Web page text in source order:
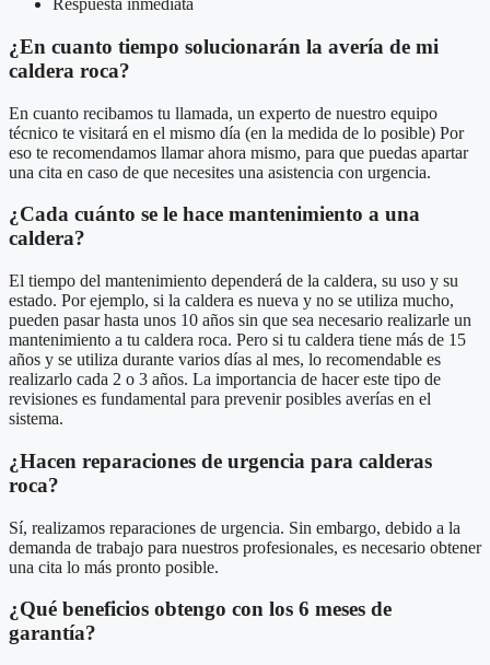
Respuesta inmediata
¿En cuanto tiempo solucionarán la avería de mi
caldera roca?
En cuanto recibamos tu llamada, un experto de nuestro equipo
técnico te visitará en el mismo día (en la medida de lo posible) Por
eso te recomendamos llamar ahora mismo, para que puedas apartar
una cita en caso de que necesites una asistencia con urgencia.
¿Cada cuánto se le hace mantenimiento a una
caldera?
El tiempo del mantenimiento dependerá de la caldera, su uso y su
estado. Por ejemplo, si la caldera es nueva y no se utiliza mucho,
pueden pasar hasta unos 10 años sin que sea necesario realizarle un
mantenimiento a tu caldera roca. Pero si tu caldera tiene más de 15
años y se utiliza durante varios días al mes, lo recomendable es
realizarlo cada 2 o 3 años. La importancia de hacer este tipo de
revisiones es fundamental para prevenir posibles averías en el
sistema.
¿Hacen reparaciones de urgencia para calderas
roca?
Sí, realizamos reparaciones de urgencia. Sin embargo, debido a la
demanda de trabajo para nuestros profesionales, es necesario obtener
una cita lo más pronto posible.
¿Qué beneficios obtengo con los 6 meses de
garantía?